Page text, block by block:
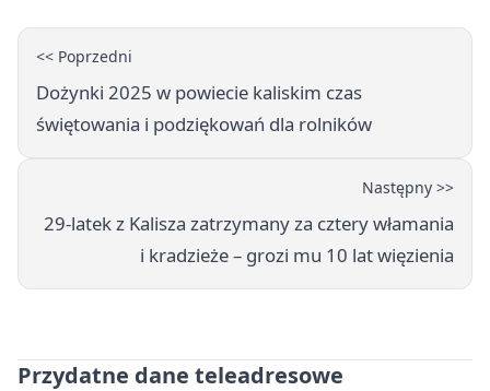
<< Poprzedni
Dożynki 2025 w powiecie kaliskim czas
świętowania i podziękowań dla rolników
Następny >>
29-latek z Kalisza zatrzymany za cztery włamania
i kradzieże – grozi mu 10 lat więzienia
Przydatne dane teleadresowe